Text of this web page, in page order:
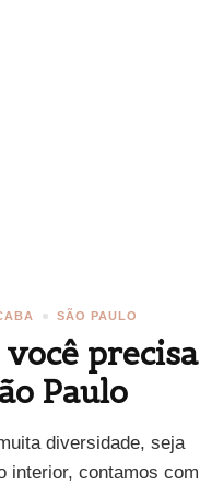
SÃO PAULO
precisa
Paulo
diversidade, seja
interior, contamos com